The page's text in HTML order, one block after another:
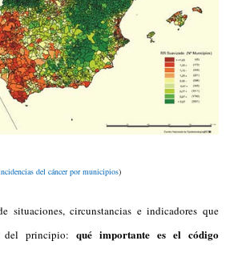
del cáncer por municipios)
situaciones, circunstancias e indicadores que
del principio: qué importante es el código